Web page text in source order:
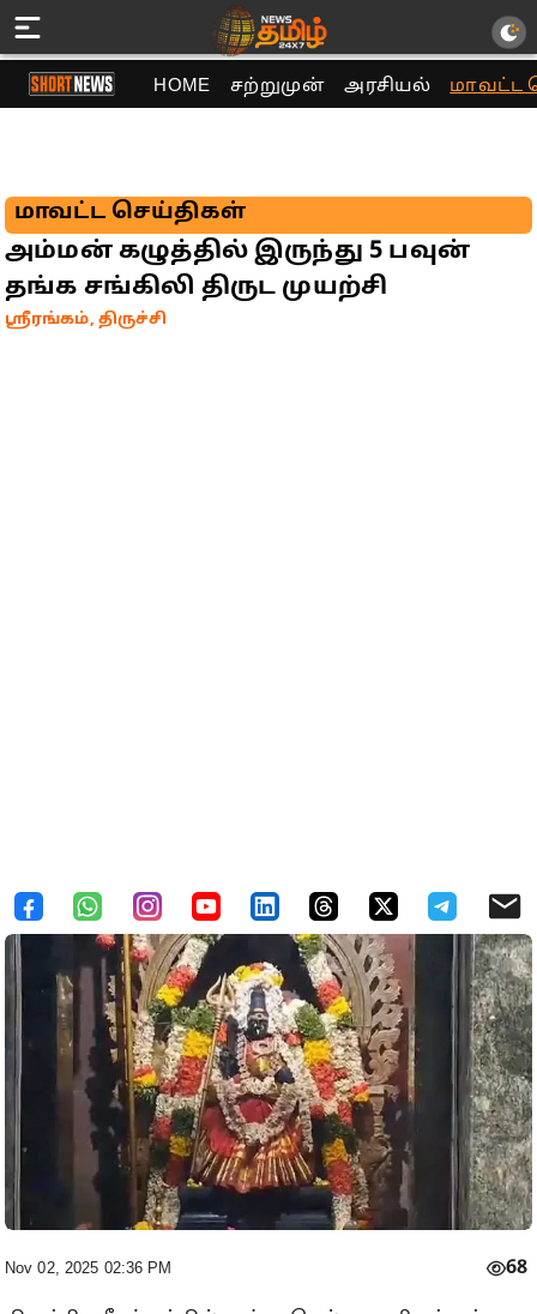
HOME சற்றுமுன் அரசியல் மாவட்ட
மாவட்ட செய்திகள்
அம்மன் கழுத்தில் இருந்து 5 பவுன்
தங்க சங்கிலி திருட முயற்சி
ஸ்ரீரங்கம், திருச்சி
Nov 02, 2025 02:36 PM 68